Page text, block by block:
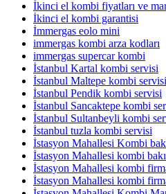
İkinci el kombi fiyatları ve
İkinci el kombi garantisi
İmmergas eolo mini
immergas kombi arza kodları
immergas supercar kombi
İstanbul Kartal kombi servisi
İstanbul Maltepe kombi servisi
İstanbul Pendik kombi servisi
İstanbul Sancaktepe kombi
İstanbul Sultanbeyli kombi
İstanbul tuzla kombi servisi
İstasyon Mahallesi Kombi
İstasyon Mahallesi kombi
İstasyon Mahallesi kombi
İstasyon Mahallesi kombi